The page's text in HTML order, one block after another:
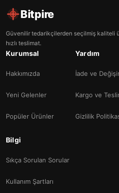
Bitpire
Güvenilir tedarikçilerden seçilmiş kaliteli
hızlı teslimat.
Kurumsal
Hakkımızda
Yeni Gelenler
Popüler Ürünler
Yardım
İade ve
Kargo ve
Gizlilik
Bilgi
Sıkça Sorulan Sorular
Kullanım Şartları